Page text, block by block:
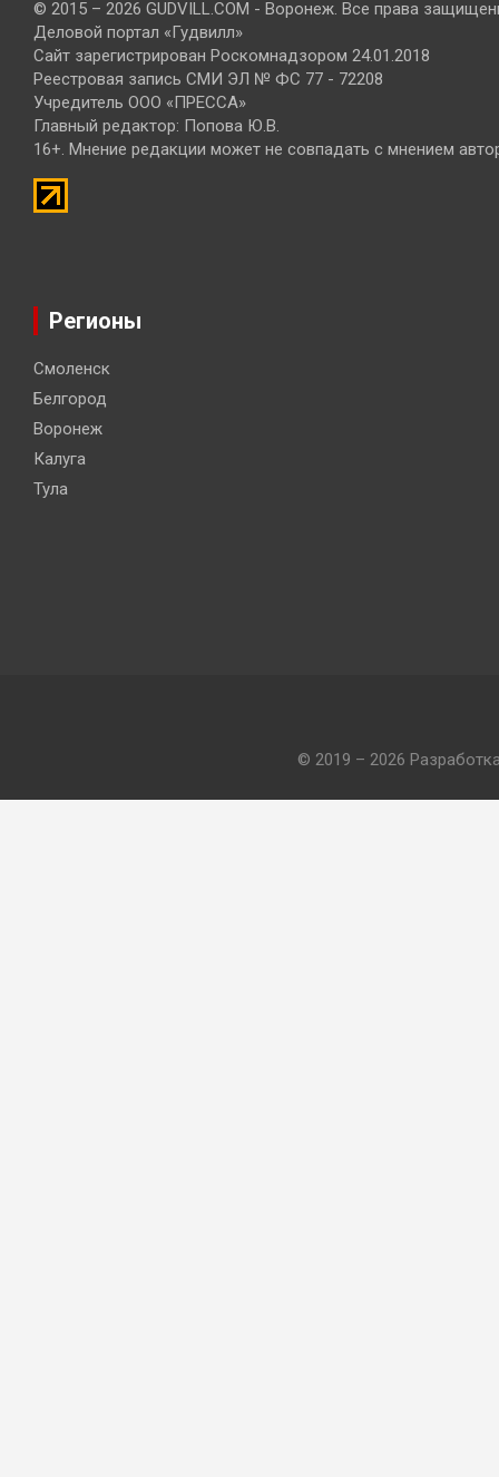
© 2015 – 2026 GUDVILL.COM - Воронеж. Все права
Деловой портал «Гудвилл»
Сайт зарегистрирован Роскомнадзором 24.01.2018
Реестровая запись СМИ ЭЛ № ФС 77 - 72208
Учредитель ООО «ПРЕССА»
Главный редактор: Попова Ю.В.
16+. Мнение редакции может не совпадать с мнением
Регионы
Смоленск
Белгород
Воронеж
Калуга
Тула
© 2019 – 2026